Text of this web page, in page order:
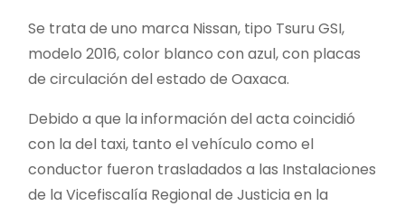
Se trata de uno marca Nissan, tipo Tsuru GSI,
modelo 2016, color blanco con azul, con placas
de circulación del estado de Oaxaca.
Debido a que la información del acta coincidió
con la del taxi, tanto el vehículo como el
conductor fueron trasladados a las Instalaciones
de la Vicefiscalía Regional de Justicia en la